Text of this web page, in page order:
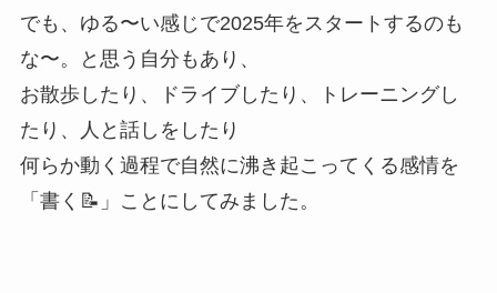
でも、ゆる〜い感じで2025年をスタートするのも
な〜。と思う自分もあり、
お散歩したり、ドライブしたり、トレーニングし
たり、人と話しをしたり
何らか動く過程で自然に沸き起こってくる感情を
「書く📝」ことにしてみました。